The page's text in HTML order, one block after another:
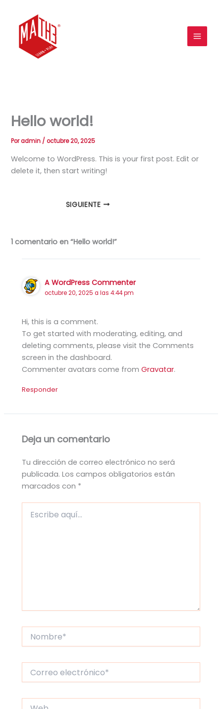
contenido
Hello world!
Poradmin /octubre 20, 2025
Welcome to WordPress. This is your first post. Edit or
delete it, then start writing!
SIGUIENTE
1 comentario en “Hello world!”
A WordPress Commenter
octubre 20, 2025 a las 4:44 pm
Hi, this is a comment.
To get started with moderating, editing, and
deleting comments, please visit the Comments
screen in the dashboard.
Commenter avatars come fromGravatar.
Responder
Deja un comentario
Tu dirección de correo electrónico no será
publicada. Los campos obligatorios están
marcados con *
aquí...
Nombre*
electrónico*